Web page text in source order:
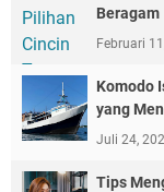
Beragam
Februari
Komodo
yang
Juli 24,
Tips